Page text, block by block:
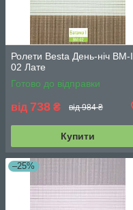
Ролети Besta День-ніч BМ-І
02 Лате
Готово до відправки
від 738 ₴ від 984 ₴
Купити
–25%